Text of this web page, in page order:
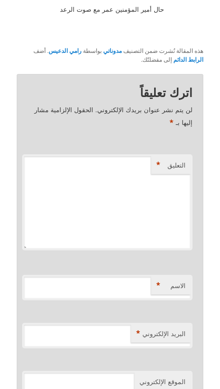
حال أمير المؤمنين عمر مع صوت الرعد
هذه المقالة نُشرت ضمن التصنيفمدوناتيبواسطةرامي الدعيس. أضف
الرابط الدائم إلى مفضلتّك.
اترك تعليقاً
لن يتم نشر عنوان بريدك الإلكتروني. الحقول الإلزامية مشار
إليها بـ *
التعليق *
الاسم *
البريد الإلكتروني *
الموقع الإلكتروني